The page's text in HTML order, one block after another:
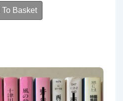
Basket